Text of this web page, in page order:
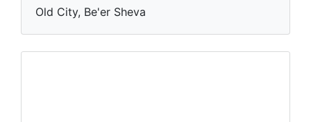
Old City, Be'er Sheva